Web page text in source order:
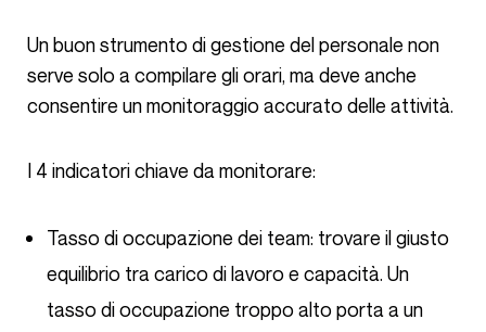
Un buon strumento di gestione del personale non
serve solo a compilare gli orari, ma deve anche
consentire un monitoraggio accurato delle attività.
I 4 indicatori chiave da monitorare:
Tasso di occupazione dei team: trovare il giusto
equilibrio tra carico di lavoro e capacità. Un
tasso di occupazione troppo alto porta a un